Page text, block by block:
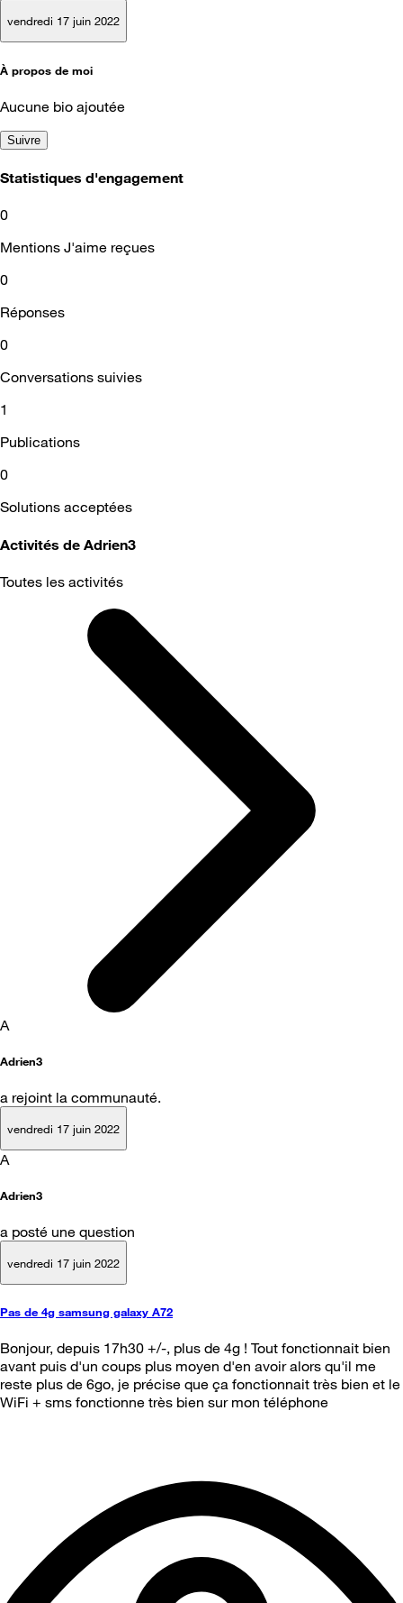
vendredi 17 juin 2022
À propos de moi
Aucune bio ajoutée
Suivre
Statistiques d'engagement
0
Mentions J'aime reçues
0
Réponses
0
Conversations suivies
1
Publications
0
Solutions acceptées
Activités de Adrien3
Toutes les activités
A
Adrien3
a rejoint la communauté.
vendredi 17 juin 2022
A
Adrien3
a posté une question
vendredi 17 juin 2022
Pas de 4g samsung galaxy A72
Bonjour, depuis 17h30 +/-, plus de 4g ! Tout fonctionnait bien
avant puis d'un coups plus moyen d'en avoir alors qu'il me
reste plus de 6go, je précise que ça fonctionnait très bien et le
WiFi + sms fonctionne très bien sur mon téléphone